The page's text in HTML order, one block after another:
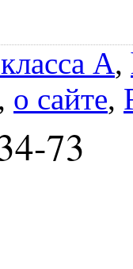
A,
, о сайте,
73